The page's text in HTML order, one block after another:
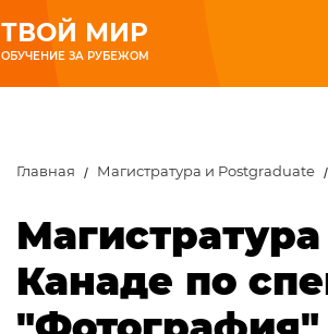
ТВОЙ МИР
ОБУЧЕНИЕ ЗА РУБЕЖОМ
Главная Магистратура и Postgraduate
Канаде по